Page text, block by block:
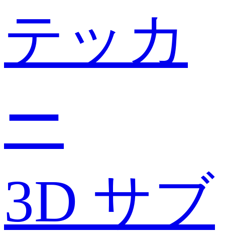
テッカ
ー
3D サブ